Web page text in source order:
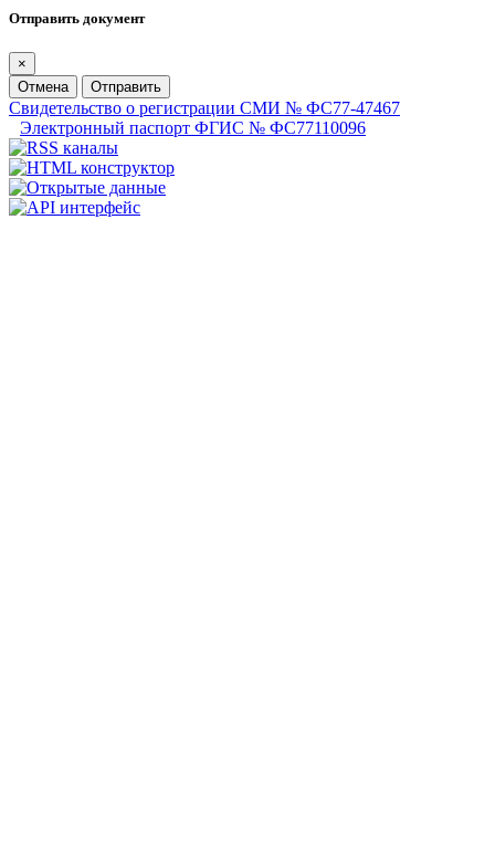
Отправить документ
×
Отмена
Отправить
Свидетельство о регистрации СМИ № ФС77-47467
Электронный паспорт ФГИС № ФС77110096